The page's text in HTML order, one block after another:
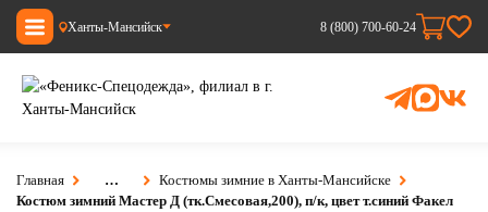
Ханты-Мансийск 8 (800) 700-60-24
Главная …
Костюмы зимние в Ханты-Мансийске
Костюм зимний Мастер Д (тк.Смесовая,200), п/к, цвет т.синий Факел